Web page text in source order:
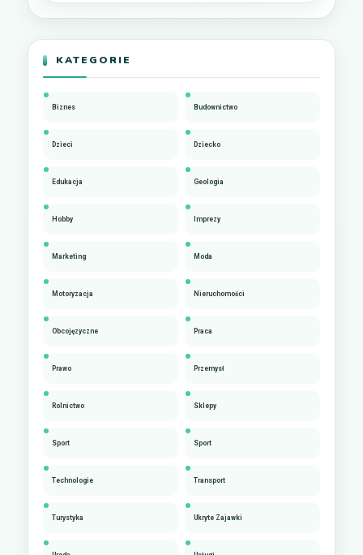
KATEGORIE
Biznes Budownictwo
Dzieci Dziecko
Edukacja Geologia
Hobby Imprezy
Marketing Moda
Motoryzacja Nieruchomości
Obcojęzyczne Praca
Prawo Przemysł
Rolnictwo Sklepy
Sport Sport
Technologie Transport
Turystyka Ukryte Zajawki